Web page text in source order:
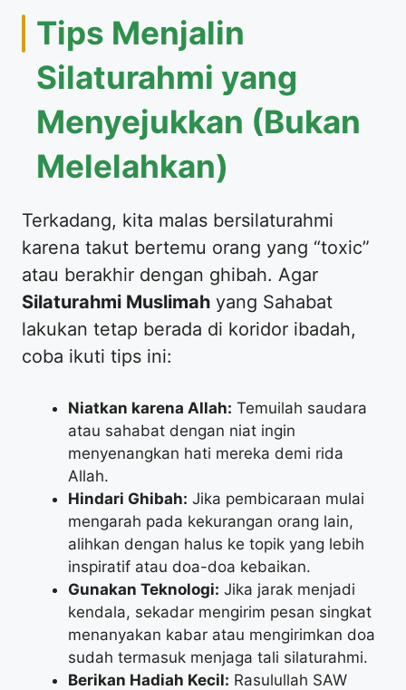
​Tips Menjalin
Silaturahmi yang
Menyejukkan (Bukan
Melelahkan)
​Terkadang, kita malas bersilaturahmi
karena takut bertemu orang yang “toxic”
atau berakhir dengan ghibah. Agar
Silaturahmi Muslimah yang Sahabat
lakukan tetap berada di koridor ibadah,
coba ikuti tips ini:
Niatkan karena Allah: Temuilah saudara
atau sahabat dengan niat ingin
menyenangkan hati mereka demi rida
Allah.
Hindari Ghibah: Jika pembicaraan mulai
mengarah pada kekurangan orang lain,
alihkan dengan halus ke topik yang lebih
inspiratif atau doa-doa kebaikan.
Gunakan Teknologi: Jika jarak menjadi
kendala, sekadar mengirim pesan singkat
menanyakan kabar atau mengirimkan doa
sudah termasuk menjaga tali silaturahmi.
Berikan Hadiah Kecil: Rasulullah SAW